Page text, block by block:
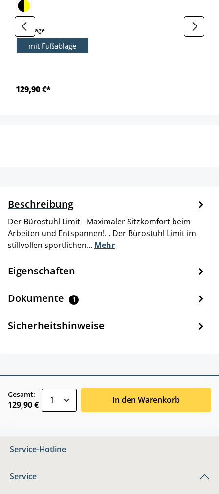
Fußablageauswählen
mit Fußablage
129,90 €*
Beschreibung
Der Bürostuhl Limit - Maximaler Sitzkomfort beim
Arbeiten und Entspannen!. . Der Bürostuhl Limit im
stillvollen sportlichen… Mehr
Eigenschaften
Dokumente 1
Sicherheitshinweise
Gesamt:
129,90 € In den Warenkorb
Service-Hotline
Service